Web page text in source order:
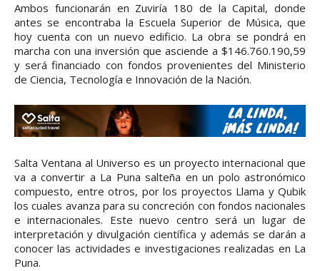
Ambos funcionarán en Zuviría 180 de la Capital, donde
antes se encontraba la Escuela Superior de Música, que
hoy cuenta con un nuevo edificio. La obra se pondrá en
marcha con una inversión que asciende a $146.760.190,59
y será financiado con fondos provenientes del Ministerio
de Ciencia, Tecnología e Innovación de la Nación.
Salta Ventana al Universo es un proyecto internacional que
va a convertir a La Puna salteña en un polo astronómico
compuesto, entre otros, por los proyectos Llama y Qubik
los cuales avanza para su concreción con fondos nacionales
e internacionales. Este nuevo centro será un lugar de
interpretación y divulgación científica y además se darán a
conocer las actividades e investigaciones realizadas en La
Puna.